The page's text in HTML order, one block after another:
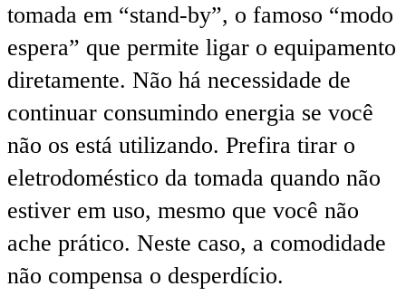
tomada em “stand-by”, o famoso “modo
espera” que permite ligar o equipamento
diretamente. Não há necessidade de
continuar consumindo energia se você
não os está utilizando. Prefira tirar o
eletrodoméstico da tomada quando não
estiver em uso, mesmo que você não
ache prático. Neste caso, a comodidade
não compensa o desperdício.